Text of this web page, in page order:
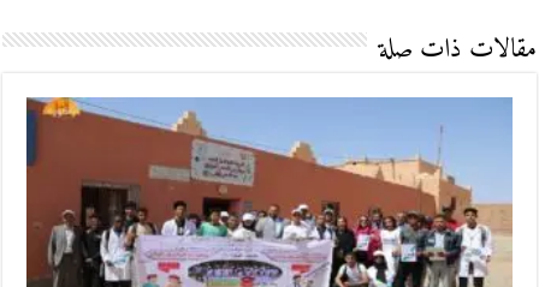
مقالات ذات صلة